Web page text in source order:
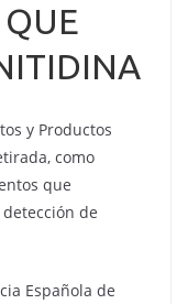
y Productos
como
que
de
Española de